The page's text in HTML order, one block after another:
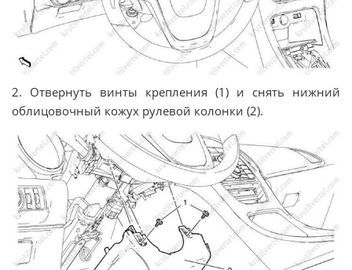
2. Отвернуть винты крепления (1) и снять нижний
облицовочный кожух рулевой колонки (2).